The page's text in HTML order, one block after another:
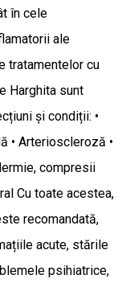
în cele
ale
tratamentelor cu
Harghita sunt
și condiții: •
• Arterioscleroză •
compresii
Cu toate acestea,
recomandată,
acute, stările
psihiatrice,